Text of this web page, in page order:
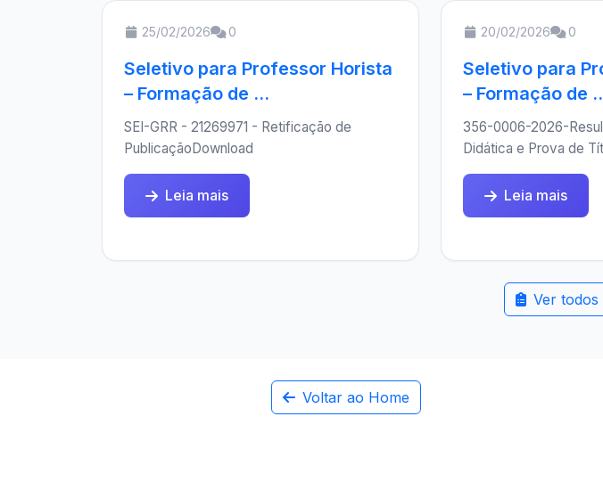
25/02/2026 0
Seletivo para Professor Horista
– Formação de ...
SEI-GRR - 21269971 - Retificação de
PublicaçãoDownload
Leia mais
20/02/2026 0
Seletivo para
– Formação de
356-0006-2026-
Didática e Prova de
Leia mais
Ver todos
Voltar ao Home